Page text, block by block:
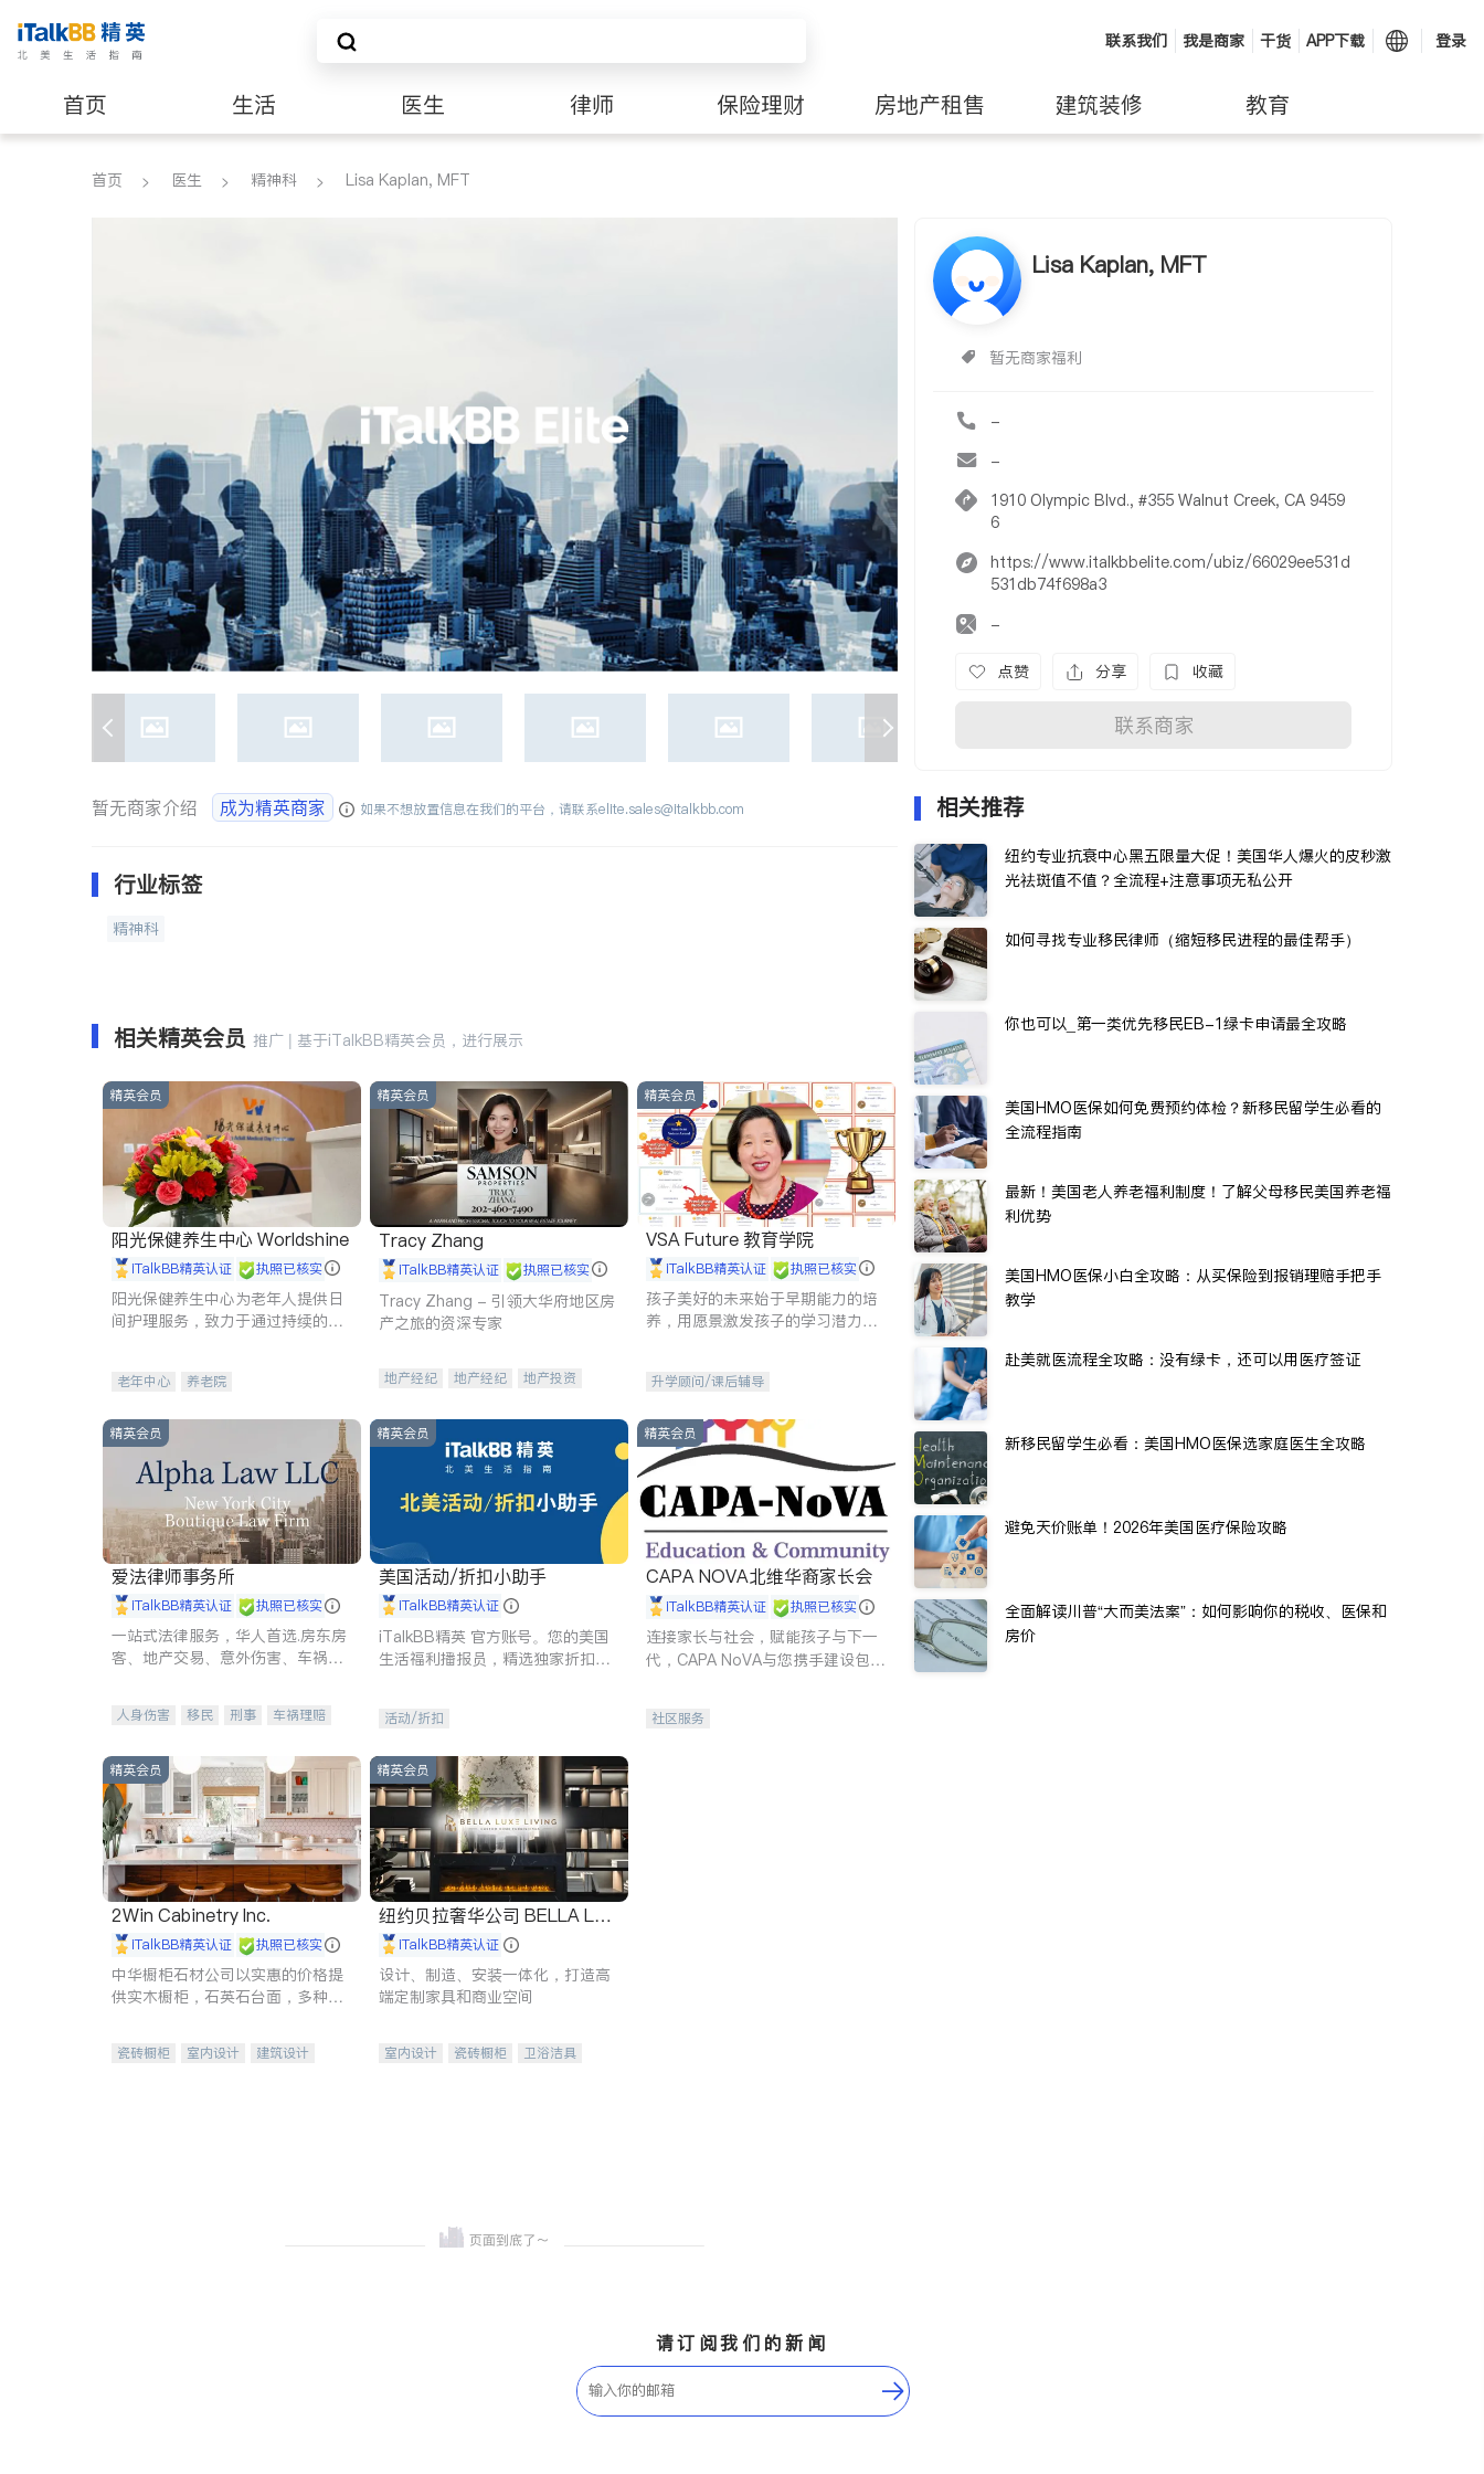
联系我们 我是商家 干货 APP下载 登录
首页 生活 医生 律师 保险理财 房地产租售 建筑装修 教育
养老 非盈利组织
首页 医生 精神科 Lisa Kaplan, MFT
Lisa Kaplan, MFT
暂无商家福利
-
-
1910 Olympic Blvd., #355 Walnut Creek, CA 9459
6
https://www.italkbbelite.com/ubiz/66029ee531d
531db74f698a3
-
点赞 分享 收藏
联系商家
暂无商家介绍 成为精英商家 如果不想放置信息在我们的平台，请联系elite.sales@italkbb.com
行业标签
精神科
相关精英会员 推广 | 基于iTalkBB精英会员，进行展示
精英会员
阳光保健养生中心 Worldshine
iTalkBB精英认证 执照已核实
阳光保健养生中心为老年人提供日
间护理服务，致力于通过持续的护
老年中心 养老院
精英会员
Tracy Zhang
iTalkBB精英认证 执照已核实
Tracy Zhang - 引领大华府地区房
产之旅的资深专家
地产经纪 地产经纪
地产投资
精英会员
VSA Future 教育学院
iTalkBB精英认证 执照已核实
孩子美好的未来始于早期能力的培
养，用愿景激发孩子的学习潜力和
升学顾问/课后辅导
精英会员
爱法律师事务所
iTalkBB精英认证 执照已核实
一站式法律服务，华人首选.房东房
客、地产交易、意外伤害、车祸重
人身伤害 移民 刑事
车祸理赔
商标注册
索赔 律师-其它 保释
精英会员
美国活动/折扣小助手
iTalkBB精英认证
iTalkBB精英 官方账号。您的美国
生活福利播报员，精选独家折扣、
活动/折扣
精英会员
CAPA NOVA北维华裔家长会
iTalkBB精英认证 执照已核实
连接家长与社会，赋能孩子与下一
代，CAPA NoVA与您携手建设包
社区服务
精英会员
2Win Cabinetry Inc.
iTalkBB精英认证 执照已核实
中华橱柜石材公司以实惠的价格提
供实木橱柜，石英石台面，多种优
瓷砖橱柜 室内设计
建筑设计
精英会员
纽约贝拉奢华公司 BELLA LUX
E iTalkBB精英认证
设计、制造、安装一体化，打造高
端定制家具和商业空间
室内设计 瓷砖橱柜
卫浴洁具
相关推荐
纽约专业抗衰中心黑五限量大促！美国华人爆火的皮秒激
光祛斑值不值？全流程+注意事项无私公开
如何寻找专业移民律师（缩短移民进程的最佳帮手）
你也可以_第一类优先移民EB-1绿卡申请最全攻略
美国HMO医保如何免费预约体检？新移民留学生必看的
全流程指南
最新！美国老人养老福利制度！了解父母移民美国养老福
利优势
美国HMO医保小白全攻略：从买保险到报销理赔手把手
教学
赴美就医流程全攻略：没有绿卡，还可以用医疗签证
新移民留学生必看：美国HMO医保选家庭医生全攻略
避免天价账单！2026年美国医疗保险攻略
全面解读川普“大而美法案”：如何影响你的税收、医保和
房价
请订阅我们的新闻